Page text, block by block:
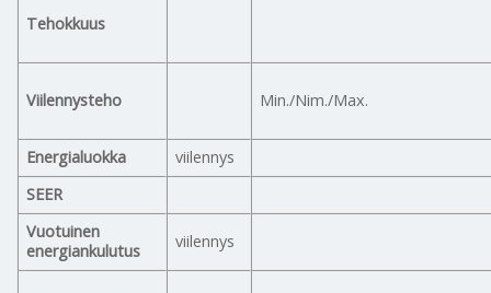
Tehokkuus
Viilennysteho Min./Nim./Max.
Energialuokka
viilennys
SEER
Vuotuinen
energiankulutus
viilennys